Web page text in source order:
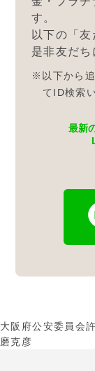
す。
以下の「
是非友だち
※以下から
てID検索
最新
大阪府公安委員会
磨克彦